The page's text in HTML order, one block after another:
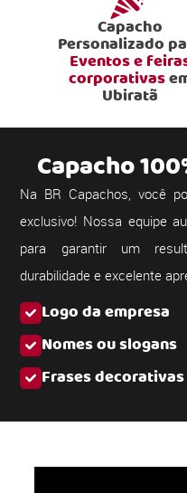
Capacho
Personalizado
Eventos e
corporativas
Ubiratã
Logo da empresa
Nomes ou slogans
Frases decorativas
Capacho
Na BR Capachos, você
exclusivo! Nossa equipe
para garantir um
durabilidade e excelente